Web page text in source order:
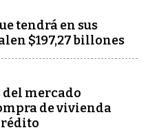
tendrá en sus
$197,27 billones
del mercado
de vivienda